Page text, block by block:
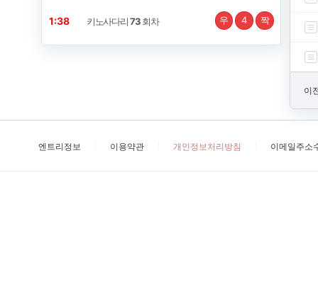
1:38 키노사다리73회차 우 4 짝
이
엔트리정보 이용약관 개인정보처리방침 이메일주소